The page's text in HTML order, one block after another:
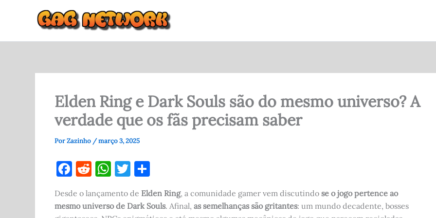
conteúdo
Elden Ring e Dark Souls são do mesmo universo? A
verdade que os fãs precisam saber
PorZazinho /março 3, 2025
F
c
R
d
W
at
T
it ar
Desde o lançamento de Elden Ring, a comunidade gamer vem discutindo se o jogo pertence ao
mesmo universo de Dark Souls. Afinal, as semelhanças são gritantes: um mundo decadente, bosses